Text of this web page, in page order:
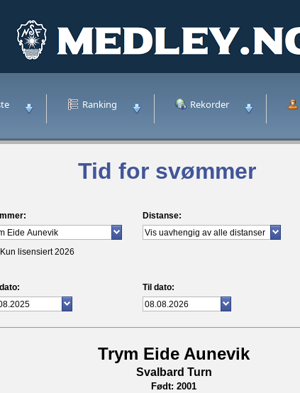
Ranking Rekorder
Tid for svømmer
Kun lisensiert 2026
Distanse:
Til dato:
Trym Eide Aunevik
Svalbard Turn
Født: 2001